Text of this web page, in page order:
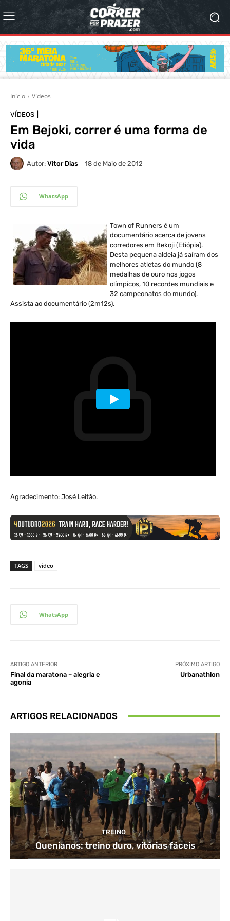
Início Vídeos
VÍDEOS
Em Bejoki, correr é uma forma de
vida
Autor: Vitor Dias 18 de Maio de 2012
WhatsApp
Town of Runners é um
documentário acerca de jovens
corredores em Bekoji (Etiópia).
Desta pequena aldeia já saíram dos
melhores atletas do mundo (8
medalhas de ouro nos jogos
olímpicos, 10 recordes mundiais e
32 campeonatos do mundo).
Assista ao documentário (2m12s).
Agradecimento: José Leitão.
TAGS video
WhatsApp
ARTIGO ANTERIOR
Final da maratona – alegria e
agonia
PRÓXIMO ARTIGO
Urbanathlon
ARTIGOS RELACIONADOS
TREINO
Quenianos: treino duro, vitórias fáceis